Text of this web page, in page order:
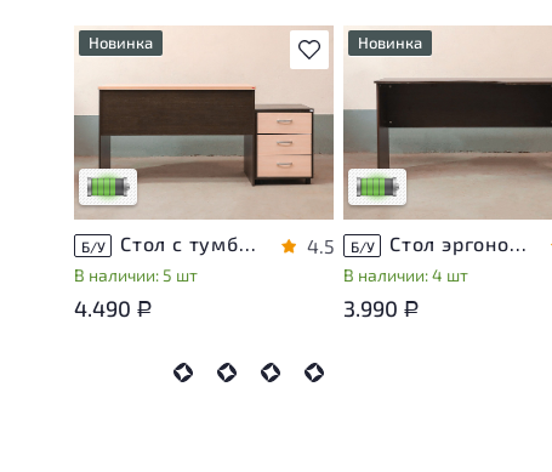
В избранное
Новинка
незначительные следы
эксплуатации, не влияющие
Низкая степень износа
Б/У Стол с тумбой ЛДСП Венге
В наличии: 5 шт
4.5
4.490 Р
Новинка
У товара присутствуют
незначительные следы
эксплуатации, не влияющие
на удобство его
использования
Низкая степень износа
Б/У Стол эргономичный ЛДСП Венге
В наличии: 4 шт
3.990 Р